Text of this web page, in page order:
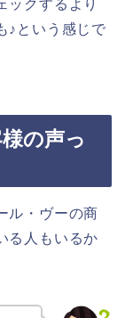
ックするより
♪という感じで
の声っ
ル・ヴーの商
る人もいるか